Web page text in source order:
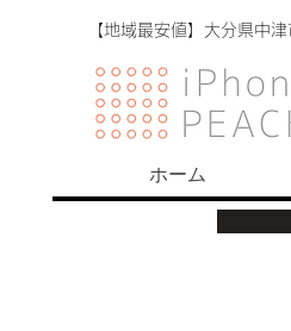
【地域最安値】大分県中
ホーム